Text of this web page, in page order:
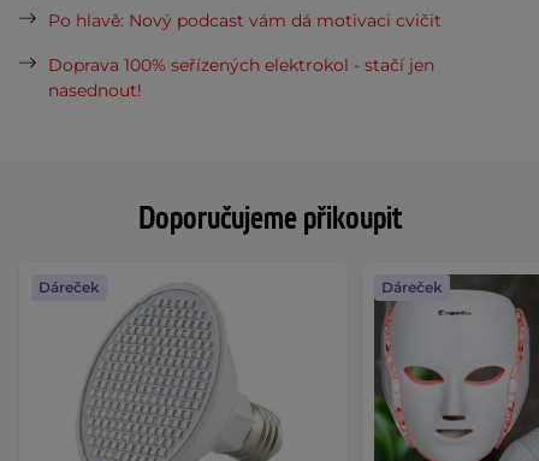
Doporučujeme přikoupit
Dáreček Dáreček
Po hlavě: Nový podcast vám dá motivaci cvičit
Doprava 100% seřízených elektrokol - stačí jen
nasednout!